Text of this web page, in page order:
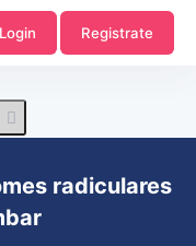
Login Registrate
radiculares